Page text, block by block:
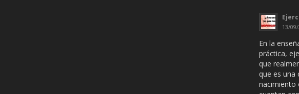
13/
En la
práctica,
que
que es una
nacimiento